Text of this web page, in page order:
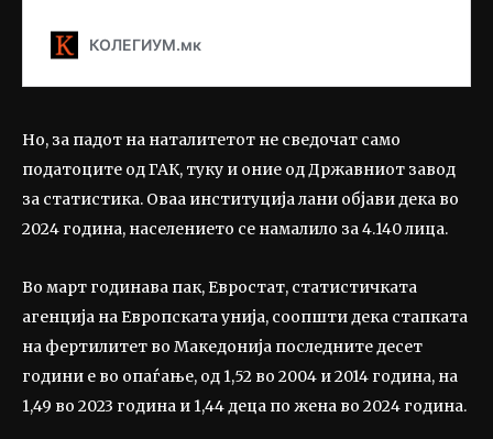
Но, за падот на наталитетот не сведочат само
податоците од ГАК, туку и оние од Државниот завод
за статистика. Оваа институција лани објави дека во
2024 година, населението се намалило за 4.140 лица.
Во март годинава пак, Евростат, статистичката
агенција на Европската унија, соопшти дека стапката
на фертилитет во Македонија последните десет
години е во опаѓање, од 1,52 во 2004 и 2014 година, на
1,49 во 2023 година и 1,44 деца по жена во 2024 година.